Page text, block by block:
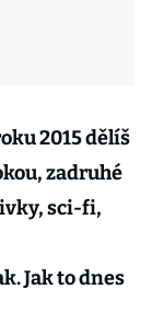
2015 dělíš
zadruhé
sci-fi,
Jak to dnes